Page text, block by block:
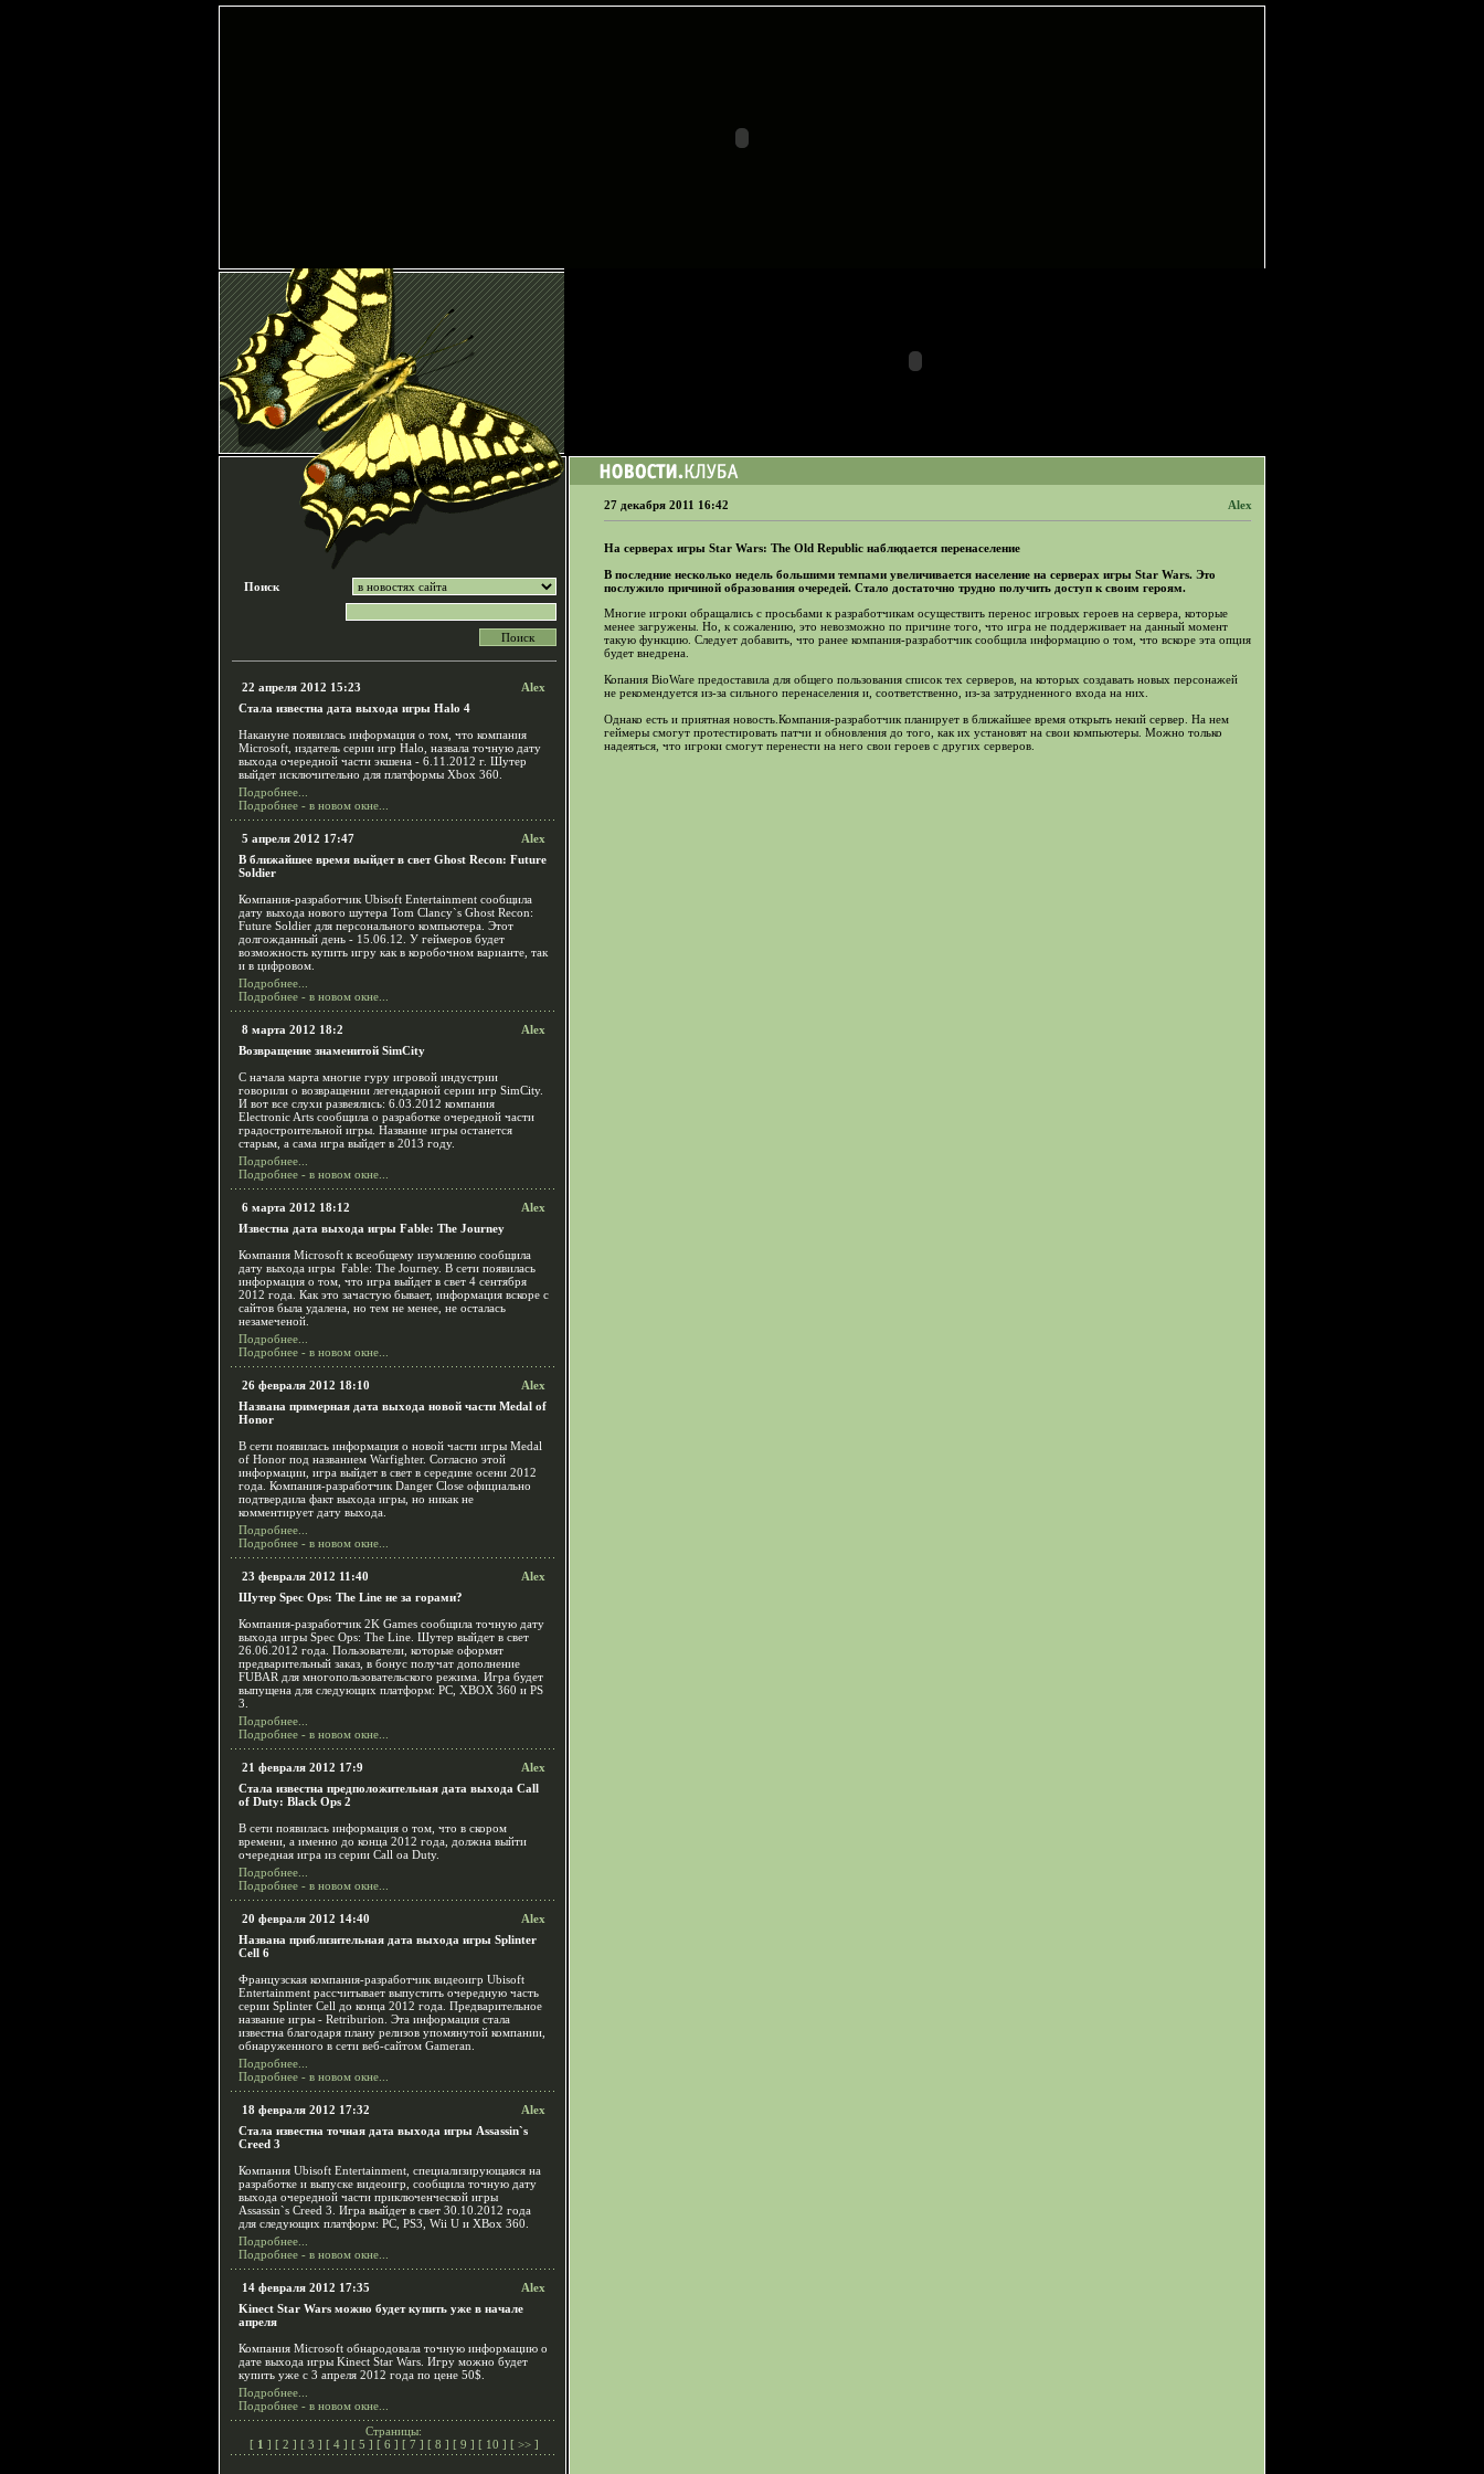
Поиск
22 апреля 2012 15:23
Alex
Стала известна дата выхода игры Halo 4
Накануне появилась информация о том, что компания
Microsoft, издатель серии игр Halo, назвала точную дату
выхода очередной части экшена - 6.11.2012 г. Шутер
выйдет исключительно для платформы Xbox 360.
Подробнее...
Подробнее - в новом окне...
5 апреля 2012 17:47
Alex
В ближайшее время выйдет в свет Ghost Recon: Future
Soldier
Компания-разработчик Ubisoft Entertainment сообщила
дату выхода нового шутера Tom Clancy`s Ghost Recon:
Future Soldier для персонального компьютера. Этот
долгожданный день - 15.06.12. У геймеров будет
возможность купить игру как в коробочном варианте, так
и в цифровом.
Подробнее...
Подробнее - в новом окне...
8 марта 2012 18:2
Alex
Возвращение знаменитой SimCity
С начала марта многие гуру игровой индустрии
говорили о возвращении легендарной серии игр SimCity.
И вот все слухи развеялись: 6.03.2012 компания
Electronic Arts сообщила о разработке очередной части
градостроительной игры. Название игры останется
старым, а сама игра выйдет в 2013 году.
Подробнее...
Подробнее - в новом окне...
6 марта 2012 18:12
Alex
Известна дата выхода игры Fable: The Journey
Компания Microsoft к всеобщему изумлению сообщила
дату выхода игры Fable: The Journey. В сети появилась
информация о том, что игра выйдет в свет 4 сентября
2012 года. Как это зачастую бывает, информация вскоре с
сайтов была удалена, но тем не менее, не осталась
незамеченой.
Подробнее...
Подробнее - в новом окне...
26 февраля 2012 18:10
Alex
Названа примерная дата выхода новой части Medal of
Honor
В сети появилась информация о новой части игры Medal
of Honor под названием Warfighter. Согласно этой
информации, игра выйдет в свет в середине осени 2012
года. Компания-разработчик Danger Close официально
подтвердила факт выхода игры, но никак не
комментирует дату выхода.
Подробнее...
Подробнее - в новом окне...
23 февраля 2012 11:40
Alex
Шутер Spec Ops: The Line не за горами?
Компания-разработчик 2K Games сообщила точную дату
выхода игры Spec Ops: The Line. Шутер выйдет в свет
26.06.2012 года. Пользователи, которые оформят
предварительный заказ, в бонус получат дополнение
FUBAR для многопользовательского режима. Игра будет
выпущена для следующих платформ: PC, XBOX 360 и PS
3.
Подробнее...
Подробнее - в новом окне...
21 февраля 2012 17:9
Alex
Стала известна предположительная дата выхода Call
of Duty: Black Ops 2
В сети появилась информация о том, что в скором
времени, а именно до конца 2012 года, должна выйти
очередная игра из серии Call oа Duty.
Подробнее...
Подробнее - в новом окне...
20 февраля 2012 14:40
Alex
Названа приблизительная дата выхода игры Splinter
Cell 6
Французская компания-разработчик видеоигр Ubisoft
Entertainment рассчитывает выпустить очередную часть
серии Splinter Cell до конца 2012 года. Предварительное
название игры - Retriburion. Эта информация стала
известна благодаря плану релизов упомянутой компании,
обнаруженного в сети веб-сайтом Gameran.
Подробнее...
Подробнее - в новом окне...
18 февраля 2012 17:32
Alex
Стала известна точная дата выхода игры Assassin`s
Creed 3
Компания Ubisoft Entertainment, специализирующаяся на
разработке и выпуске видеоигр, сообщила точную дату
выхода очередной части приключенческой игры
Assassin`s Creed 3. Игра выйдет в свет 30.10.2012 года
для следующих платформ: PC, PS3, Wii U и XBox 360.
Подробнее...
Подробнее - в новом окне...
14 февраля 2012 17:35
Alex
Kinect Star Wars можно будет купить уже в начале
апреля
Компания Microsoft обнародовала точную информацию о
дате выхода игры Kinect Star Wars. Игру можно будет
купить уже с 3 апреля 2012 года по цене 50$.
Подробнее...
Подробнее - в новом окне...
Страницы:
[ 1 ] [ 2 ] [ 3 ] [ 4 ] [ 5 ] [ 6 ] [ 7 ] [ 8 ] [ 9 ] [ 10 ] [ >> ]
27 декабря 2011 16:42 Alex
На серверах игры Star Wars: The Old Republic наблюдается перенаселение
В последние несколько недель большими темпами увеличивается население на серверах игры Star Wars. Это
послужило причиной образования очередей. Стало достаточно трудно получить доступ к своим героям.
Многие игроки обращались с просьбами к разработчикам осуществить перенос игровых героев на сервера, которые
менее загружены. Но, к сожалению, это невозможно по причине того, что игра не поддерживает на данный момент
такую функцию. Следует добавить, что ранее компания-разработчик сообщила информацию о том, что вскоре эта опция
будет внедрена.
Копания BioWare предоставила для общего пользования список тех серверов, на которых создавать новых персонажей
не рекомендуется из-за сильного перенаселения и, соответственно, из-за затрудненного входа на них.
Однако есть и приятная новость.Компания-разработчик планирует в ближайшее время открыть некий сервер. На нем
геймеры смогут протестировать патчи и обновления до того, как их установят на свои компьютеры. Можно только
надеяться, что игроки смогут перенести на него свои героев с других серверов.